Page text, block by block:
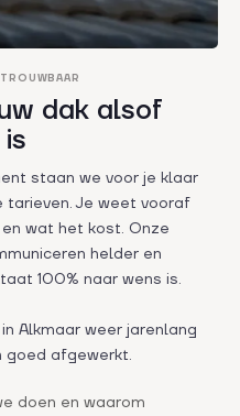
dak alsof
staan we voor je klaar
tarieven. Je weet vooraf
wat het kost. Onze
helder en
100% naar wens is.
Alkmaar weer jarenlang
goed afgewerkt.
doen en waarom